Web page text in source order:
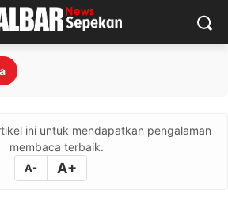
ini untuk mendapatkan pengalaman
membaca terbaik.
A- A+